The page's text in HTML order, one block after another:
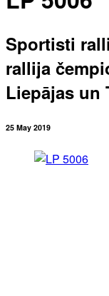
Sportisti
rallija
Liepājas un
25 May 2019